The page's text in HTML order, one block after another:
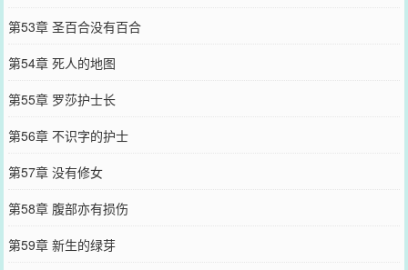
第53章 圣百合没有百合
第54章 死人的地图
第55章 罗莎护士长
第56章 不识字的护士
第57章 没有修女
第58章 腹部亦有损伤
第59章 新生的绿芽